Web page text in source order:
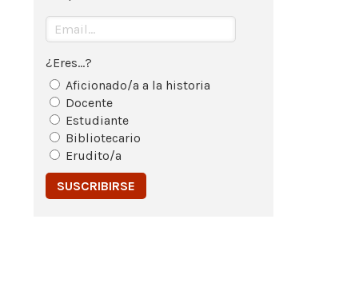
¿Eres...?
Aficionado/a a la historia
Docente
Estudiante
Bibliotecario
Erudito/a